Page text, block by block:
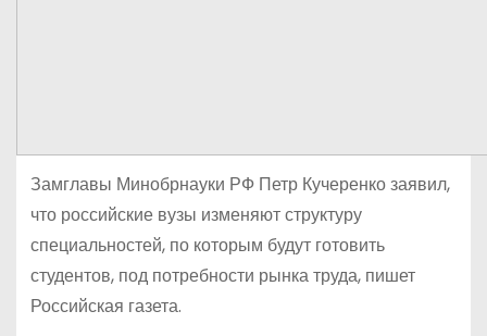
Замглавы Минобрнауки РФ Петр Кучеренко заявил,
что российские вузы изменяют структуру
специальностей, по которым будут готовить
студентов, под потребности рынка труда, пишет
Российская газета.